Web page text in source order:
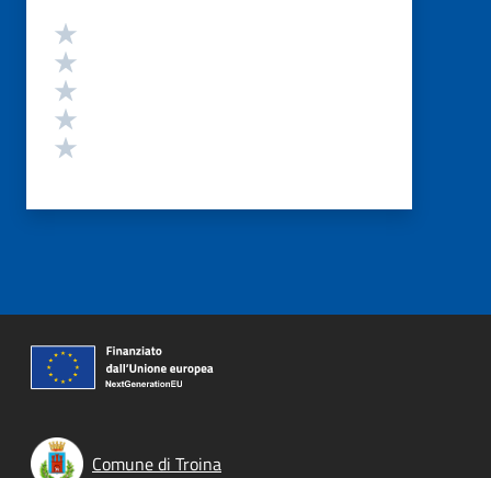
Valutazione
Comune di Troina